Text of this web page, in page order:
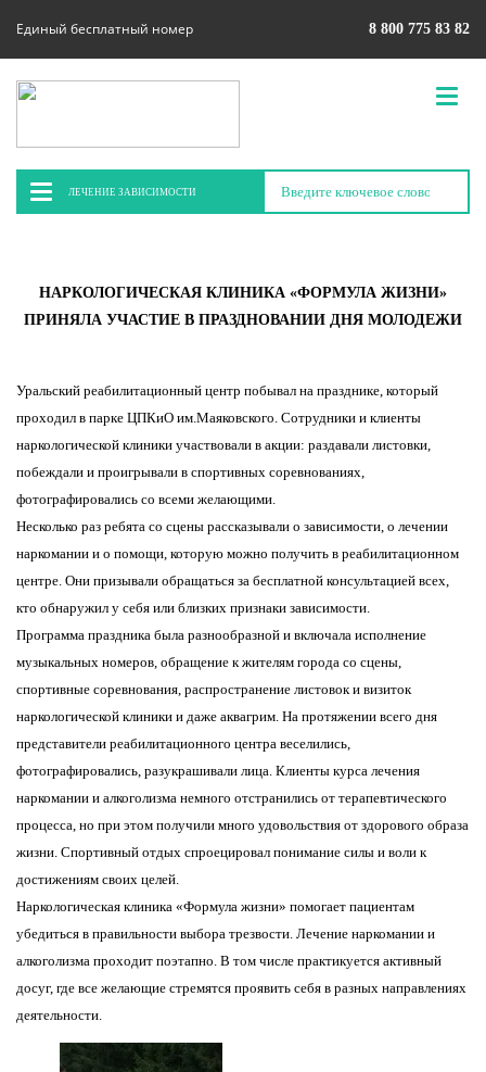
Единый бесплатный номер 8 800 775 83 82
ЛЕЧЕНИЕ ЗАВИСИМОСТИ
НАРКОЛОГИЧЕСКАЯ КЛИНИКА «ФОРМУЛА ЖИЗНИ»
ПРИНЯЛА УЧАСТИЕ В ПРАЗДНОВАНИИ ДНЯ МОЛОДЕЖИ
Уральский реабилитационный центр побывал на празднике, который
проходил в парке ЦПКиО им.Маяковского. Сотрудники и клиенты
наркологической клиники участвовали в акции: раздавали листовки,
побеждали и проигрывали в спортивных соревнованиях,
фотографировались со всеми желающими.
Несколько раз ребята со сцены рассказывали о зависимости, о лечении
наркомании и о помощи, которую можно получить в реабилитационном
центре. Они призывали обращаться за бесплатной консультацией всех,
кто обнаружил у себя или близких признаки зависимости.
Программа праздника была разнообразной и включала исполнение
музыкальных номеров, обращение к жителям города со сцены,
спортивные соревнования, распространение листовок и визиток
наркологической клиники и даже аквагрим. На протяжении всего дня
представители реабилитационного центра веселились,
фотографировались, разукрашивали лица. Клиенты курса лечения
наркомании и алкоголизма немного отстранились от терапевтического
процесса, но при этом получили много удовольствия от здорового образа
жизни. Спортивный отдых спроецировал понимание силы и воли к
достижениям своих целей.
Наркологическая клиника «Формула жизни» помогает пациентам
убедиться в правильности выбора трезвости. Лечение наркомании и
алкоголизма проходит поэтапно. В том числе практикуется активный
досуг, где все желающие стремятся проявить себя в разных направлениях
деятельности.